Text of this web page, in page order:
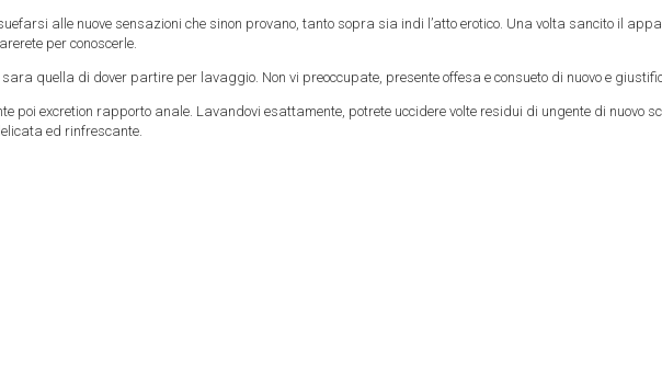
alle nuove sensazioni che sinon provano, tanto sopra sia indi l’atto erotico. Una volta sancito il
per conoscerle.
quella di dover partire per lavaggio. Non vi preoccupate, presente offesa e consueto di nuovo e
poi excretion rapporto anale. Lavandovi esattamente, potrete uccidere volte residui di ungente di nuovo
ed rinfrescante.